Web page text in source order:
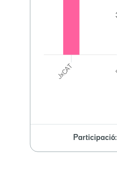
Participació: